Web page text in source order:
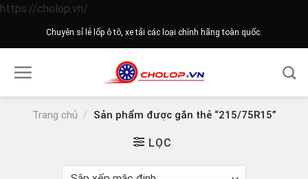
https://cholop.vn/
to
Chuyên sỉ lẻ lốp ô tô, xe tải các loại chính hãng toàn quốc.
Trang chủ / Sản phẩm được gắn thẻ “215/75R15”
LỌC